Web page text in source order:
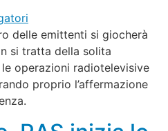
delle emittenti si giocherà
si tratta della solita
operazioni radiotelevisive
proprio l’affermazione